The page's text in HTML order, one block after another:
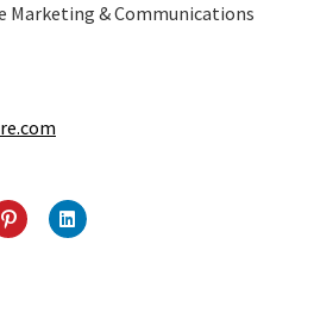
Marketing & Communications